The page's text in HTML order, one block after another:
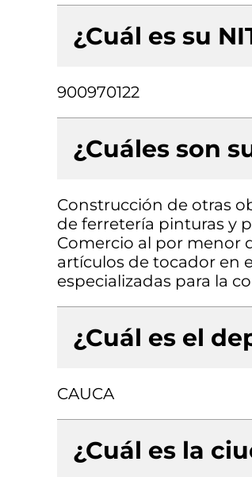
¿Cuál es su
900970122
¿Cuáles son
Construcción de otras
de ferretería pinturas y
Comercio al por menor
artículos de tocador en
especializadas para la
¿Cuál es el
CAUCA
¿Cuál es la